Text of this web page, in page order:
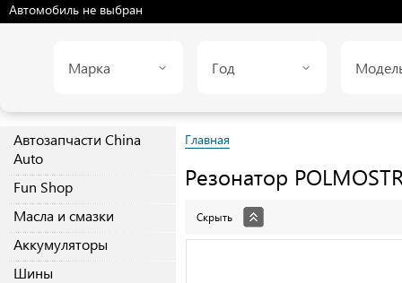
Автомобиль не выбран
Марка Год
Автозапчасти China
Auto
Fun Shop
Масла и смазки
Аккумуляторы
Шины
Главная
Резонатор
Скрыть